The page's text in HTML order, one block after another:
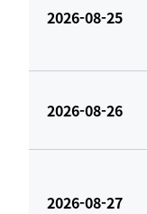
2026-08-25
2026-08-26
2026-08-27